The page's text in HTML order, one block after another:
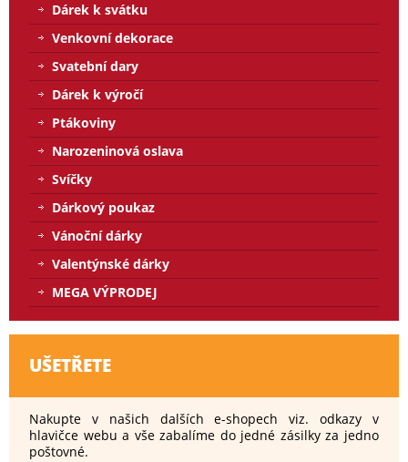
Dárek k svátku
Venkovní dekorace
Svatební dary
Dárek k výročí
Ptákoviny
Narozeninová oslava
Svíčky
Dárkový poukaz
Vánoční dárky
Valentýnské dárky
MEGA VÝPRODEJ
UŠETŘETE
Nakupte v našich dalších e-shopech viz. odkazy v
hlavičce webu a vše zabalíme do jedné zásilky za jedno
poštovné.